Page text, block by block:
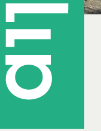
van